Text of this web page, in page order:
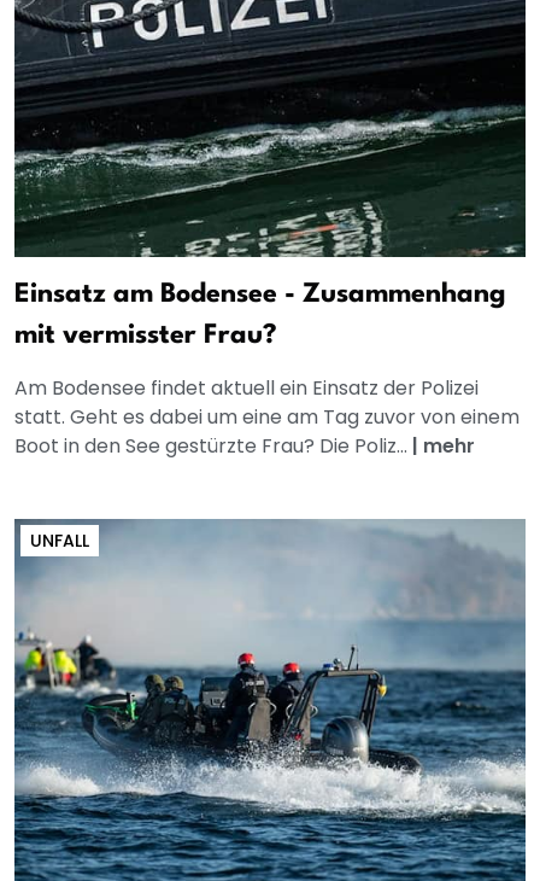
Einsatz am Bodensee - Zusammenhang
mit vermisster Frau?
Am Bodensee findet aktuell ein Einsatz der Polizei
statt. Geht es dabei um eine am Tag zuvor von einem
Boot in den See gestürzte Frau? Die Poliz... | mehr
UNFALL